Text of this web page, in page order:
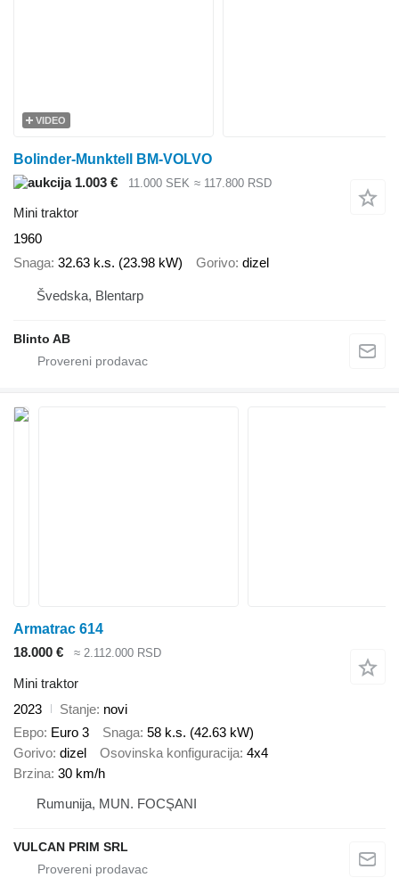
VIDEO
Bolinder-Munktell BM-VOLVO
1.003 €
11.000 SEK ≈ 117.800 RSD
Mini traktor
1960
Snaga 32.63 k.s. (23.98 kW) Gorivo dizel
Švedska, Blentarp
Blinto AB
Armatrac 614
18.000 €
≈ 2.112.000 RSD
Mini traktor
2023
Stanje novi
Евро Euro 3 Snaga 58 k.s. (42.63 kW)
Gorivo dizel Osovinska konfiguracija 4x4
Brzina 30 km/h
Rumunija, MUN. FOCŞANI
VULCAN PRIM SRL